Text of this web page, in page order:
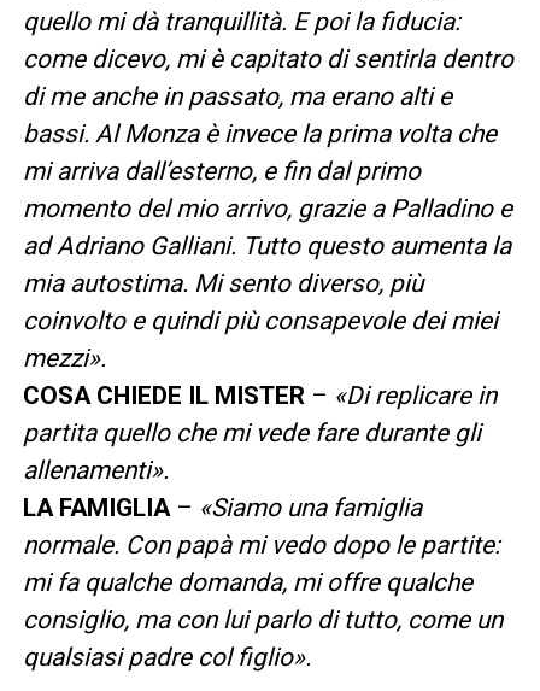
quello mi dà tranquillità. E poi la fiducia:
come dicevo, mi è capitato di sentirla dentro
di me anche in passato, ma erano alti e
bassi. Al Monza è invece la prima volta che
mi arriva dall’esterno, e fin dal primo
momento del mio arrivo, grazie a Palladino e
ad Adriano Galliani. Tutto questo aumenta la
mia autostima. Mi sento diverso, più
coinvolto e quindi più consapevole dei miei
mezzi».
COSA CHIEDE IL MISTER – «Di replicare in
partita quello che mi vede fare durante gli
allenamenti».
LA FAMIGLIA– «Siamo una famiglia
normale. Con papà mi vedo dopo le partite:
mi fa qualche domanda, mi offre qualche
consiglio, ma con lui parlo di tutto, come un
qualsiasi padre col figlio».